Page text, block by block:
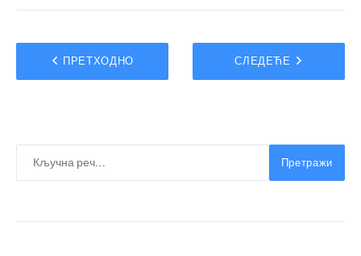
ПРЕТХОДНО СЛЕДЕЋЕ
Претражи